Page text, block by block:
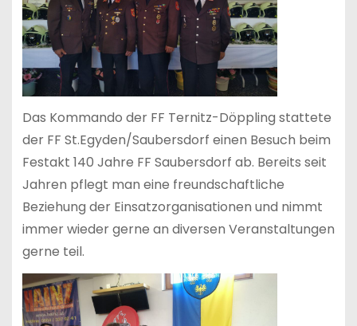
Das Kommando der FF Ternitz-Döppling stattete
der FF St.Egyden/Saubersdorf einen Besuch beim
Festakt 140 Jahre FF Saubersdorf ab. Bereits seit
Jahren pflegt man eine freundschaftliche
Beziehung der Einsatzorganisationen und nimmt
immer wieder gerne an diversen Veranstaltungen
gerne teil.